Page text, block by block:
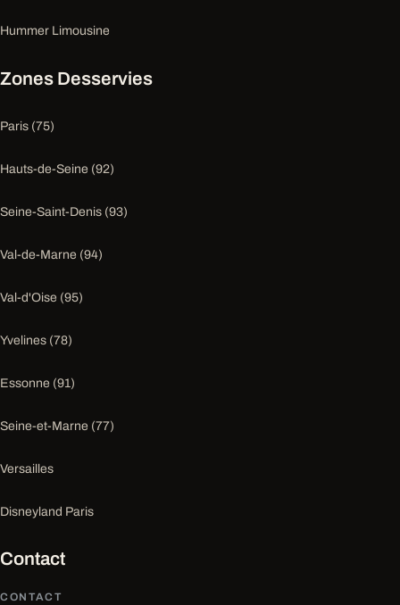
Hummer Limousine
Zones Desservies
Paris (75)
Hauts-de-Seine (92)
Seine-Saint-Denis (93)
Val-de-Marne (94)
Val-d'Oise (95)
Yvelines (78)
Essonne (91)
Seine-et-Marne (77)
Versailles
Disneyland Paris
Contact
CONTACT